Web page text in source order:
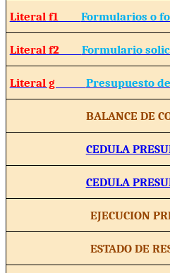
Literal f1 Formularios o
Literal f2 Formulario
Literal g Presupuesto
BALANCE DE
CEDULA
CEDULA
EJECUCION
ESTADO DE